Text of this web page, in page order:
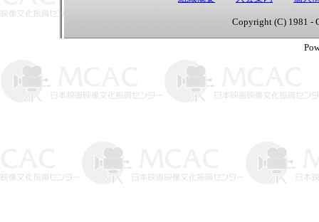
Copyright (C) 1981 -